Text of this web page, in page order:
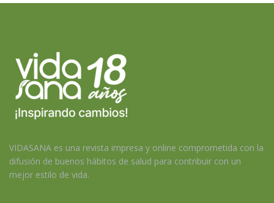
VIDASANA es una revista impresa y online comprometida con la
difusión de buenos hábitos de salud para contribuir con un
mejor estilo de vida.